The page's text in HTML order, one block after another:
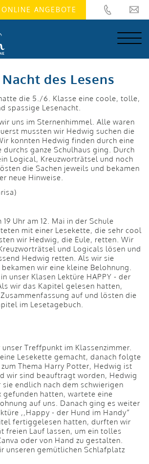
ONLINE ANGEBOTE
des Lesens
die 5./6. Klasse eine coole, tolle,
spassige Lesenacht.
uns im Sternenhimmel. Alle waren
mussten wir Hedwig suchen die
konnten Hedwig finden durch eine
ganze Schulhaus ging. Durch
Logical, Kreuzworträtsel und noch
die Sachen jeweils und bekamen
neue Hinweise.
Uhr am 12. Mai in der Schule
mit einer Lesekette, die sehr cool
wir Hedwig, die Eule, retten. Wir
und Logicals lösen und
Hedwig retten. Als wir sie
wir eine kleine Belohnung.
unser Klasen Lektüre HAPPY - der
wir das Kapitel gelesen hatten,
auf und lösten die
im Lesetagebuch.
unser Treffpunkt im Klassenzimmer.
Lesekette gemacht, danach folgte
Thema Harry Potter, Hedwig ist
wir sind beauftragt worden, Hedwig
sie endlich nach dem schwierigen
gefunden hatten, wartete eine
auf uns. Danach ging es weiter
,,Happy - der Hund im Handy“
fertiggelesen hatten, durften wir
freien Lauf lassen, um ein tolles
oder von Hand zu gestalten.
unseren gemütlichen Schlafplatz